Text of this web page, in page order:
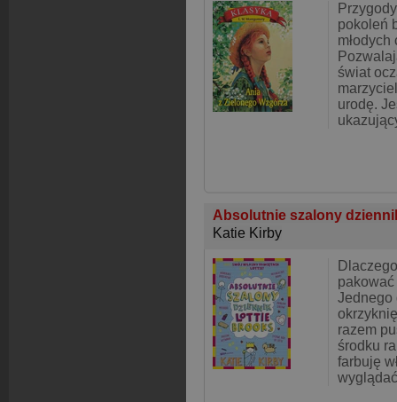
pokoleń
świat
urodę.
Absolutnie szalony
Katie Kirby
Jednego
razem
środku
farbuję